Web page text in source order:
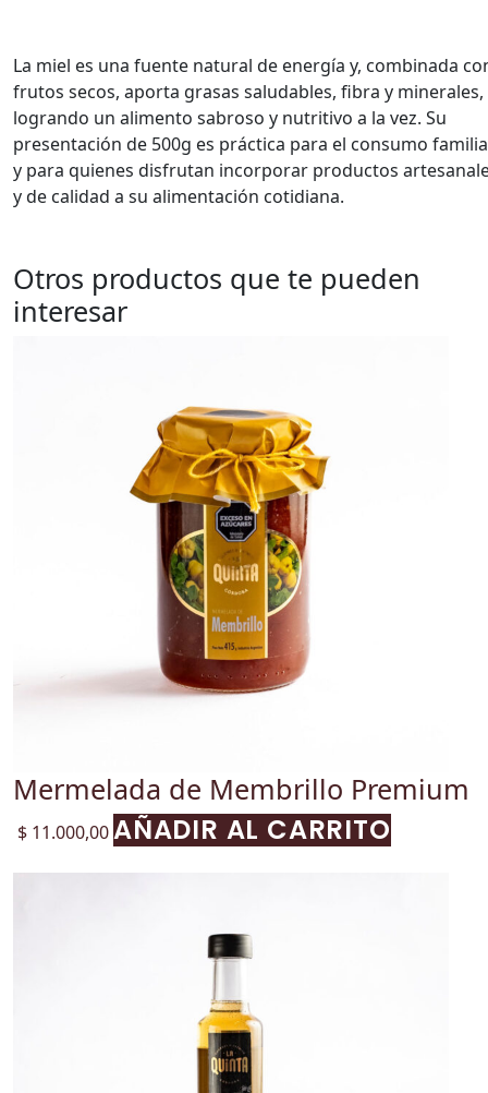
La miel es una fuente natural de energía y, combinada
frutos secos, aporta grasas saludables, fibra y minerales,
logrando un alimento sabroso y nutritivo a la vez. Su
presentación de 500g es práctica para el consumo
y para quienes disfrutan incorporar productos
y de calidad a su alimentación cotidiana.
Otros productos que te pueden
interesar
Mermelada de Membrillo Premium
$ 11.000,00AÑADIR AL CARRITO